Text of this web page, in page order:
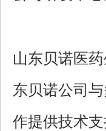
山东贝诺医
东贝诺公司
作提供技术